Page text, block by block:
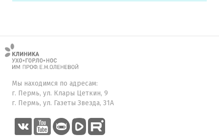
Мы находимся по адресам:
г. Пермь, ул. Клары Цеткин, 9
г. Пермь, ул. Газеты Звезда, 31А